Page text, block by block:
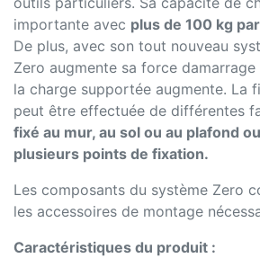
importante avec plus de 100 kg
De plus, avec son tout nouveau
Zero augmente sa force
la charge supportée augmente. La
peut être effectuée de différentes
fixé au mur, au sol ou au plafond
plusieurs points de fixation.
Les composants du système Zero
les accessoires de montage
Caractéristiques du produit :